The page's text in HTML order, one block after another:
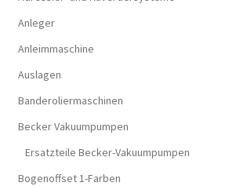
Anleger
Anleimmaschine
Auslagen
Banderoliermaschinen
Becker Vakuumpumpen
Ersatzteile Becker-Vakuumpumpen
Bogenoffset 1-Farben